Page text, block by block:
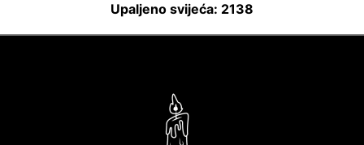
Upaljeno svijeća: 2138